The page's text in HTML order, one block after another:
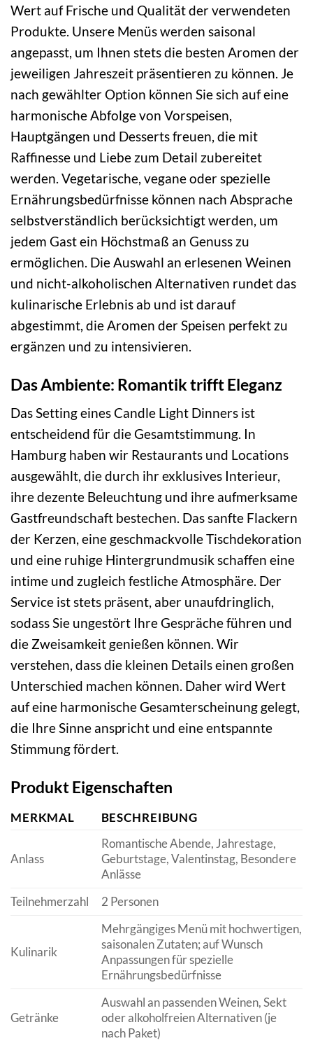
Wert auf Frische und Qualität der verwendeten
Produkte. Unsere Menüs werden saisonal
angepasst, um Ihnen stets die besten Aromen der
jeweiligen Jahreszeit präsentieren zu können. Je
nach gewählter Option können Sie sich auf eine
harmonische Abfolge von Vorspeisen,
Hauptgängen und Desserts freuen, die mit
Raffinesse und Liebe zum Detail zubereitet
werden. Vegetarische, vegane oder spezielle
Ernährungsbedürfnisse können nach Absprache
selbstverständlich berücksichtigt werden, um
jedem Gast ein Höchstmaß an Genuss zu
ermöglichen. Die Auswahl an erlesenen Weinen
und nicht-alkoholischen Alternativen rundet das
kulinarische Erlebnis ab und ist darauf
abgestimmt, die Aromen der Speisen perfekt zu
ergänzen und zu intensivieren.
Das Ambiente: Romantik trifft Eleganz
Das Setting eines Candle Light Dinners ist
entscheidend für die Gesamtstimmung. In
Hamburg haben wir Restaurants und Locations
ausgewählt, die durch ihr exklusives Interieur,
ihre dezente Beleuchtung und ihre aufmerksame
Gastfreundschaft bestechen. Das sanfte Flackern
der Kerzen, eine geschmackvolle Tischdekoration
und eine ruhige Hintergrundmusik schaffen eine
intime und zugleich festliche Atmosphäre. Der
Service ist stets präsent, aber unaufdringlich,
sodass Sie ungestört Ihre Gespräche führen und
die Zweisamkeit genießen können. Wir
verstehen, dass die kleinen Details einen großen
Unterschied machen können. Daher wird Wert
auf eine harmonische Gesamterscheinung gelegt,
die Ihre Sinne anspricht und eine entspannte
Stimmung fördert.
Produkt Eigenschaften
MERKMAL BESCHREIBUNG
Anlass
Romantische Abende, Jahrestage,
Geburtstage, Valentinstag, Besondere
Anlässe
Teilnehmerzahl
2 Personen
Kulinarik
Mehrgängiges Menü mit hochwertigen,
saisonalen Zutaten; auf Wunsch
Anpassungen für spezielle
Ernährungsbedürfnisse
Getränke
Auswahl an passenden Weinen, Sekt
oder alkoholfreien Alternativen (je
nach Paket)